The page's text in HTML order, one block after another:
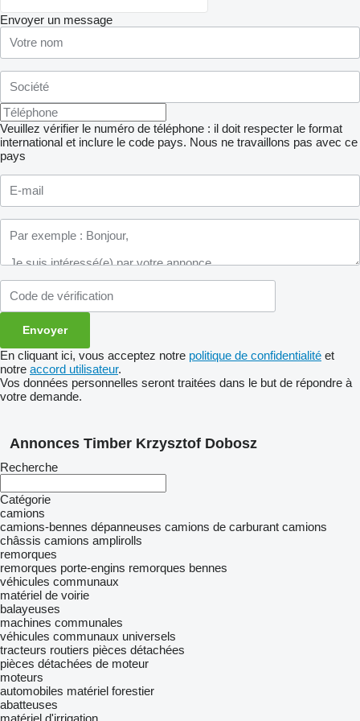
Envoyer un message
Veuillez vérifier le numéro de téléphone : il doit respecter le format
international et inclure le code pays. Nous ne travaillons pas avec ce
pays
En cliquant ici, vous acceptez notre politique de confidentialité et
notre accord utilisateur.
Vos données personnelles seront traitées dans le but de répondre à
votre demande.
Annonces Timber Krzysztof Dobosz
Recherche
Catégorie
camions
camions-bennes dépanneuses camions de carburant camions
châssis camions amplirolls
remorques
remorques porte-engins remorques bennes
véhicules communaux
matériel de voirie
balayeuses
machines communales
véhicules communaux universels
tracteurs routiers pièces détachées
pièces détachées de moteur
moteurs
automobiles matériel forestier
abatteuses
matériel d'irrigation